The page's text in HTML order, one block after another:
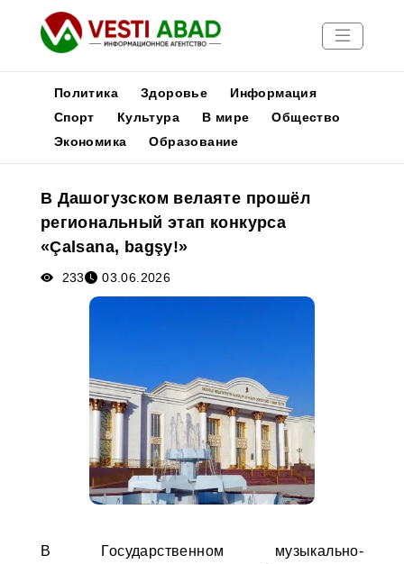
Новости
Медиа
Афиша
Политика Здоровье
Информация
Спорт
Культура В мире
Общество
Экономика
Образование
В Дашогузском велаяте прошёл
региональный этап конкурса
«Çalsana, bagşy!»
233 03.06.2026
В Государственном музыкально-